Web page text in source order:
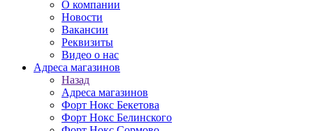
О компании
Новости
Вакансии
Реквизиты
Видео о нас
Адреса магазинов
Назад
Адреса магазинов
Форт Нокс Бекетова
Форт Нокс Белинского